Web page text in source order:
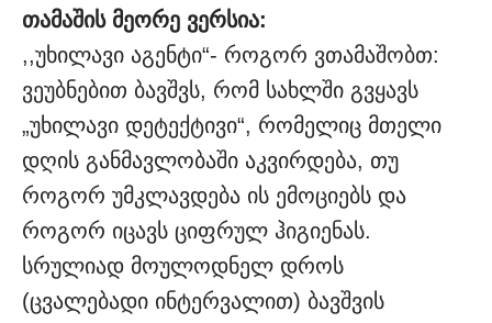
თამაშის მეორე ვერსია:
,,უხილავი აგენტი“- როგორ ვთამაშობთ:
ვეუბნებით ბავშვს, რომ სახლში გვყავს
„უხილავი დეტექტივი“, რომელიც მთელი
დღის განმავლობაში აკვირდება, თუ
როგორ უმკლავდება ის ემოციებს და
როგორ იცავს ციფრულ ჰიგიენას.
სრულიად მოულოდნელ დროს
(ცვალებადი ინტერვალით) ბავშვის